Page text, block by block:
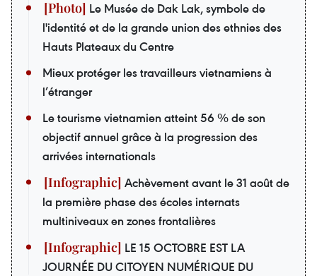
Le Musée de Dak Lak, symbole de
l'identité et de la grande union des ethnies des
Hauts Plateaux du Centre
Mieux protéger les travailleurs vietnamiens à
l’étranger
Le tourisme vietnamien atteint 56 % de son
objectif annuel grâce à la progression des
arrivées internationals
Achèvement avant le 31 août de
la première phase des écoles internats
multiniveaux en zones frontalières
LE 15 OCTOBRE EST LA
JOURNÉE DU CITOYEN NUMÉRIQUE DU